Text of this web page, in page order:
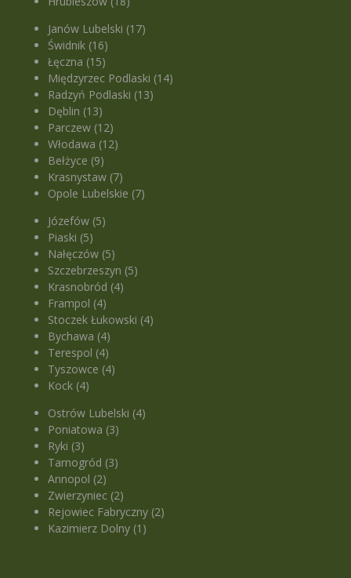
Janów Lubelski (17)
Świdnik (16)
Łęczna (15)
Międzyrzec Podlaski (14)
Radzyń Podlaski (13)
Dęblin (13)
Parczew (12)
Włodawa (12)
Bełżyce (9)
Krasnystaw (7)
Opole Lubelskie (7)
Józefów (5)
Piaski (5)
Nałęczów (5)
Szczebrzeszyn (5)
Krasnobród (4)
Frampol (4)
Stoczek Łukowski (4)
Bychawa (4)
Terespol (4)
Tyszowce (4)
Kock (4)
Ostrów Lubelski (4)
Poniatowa (3)
Ryki (3)
Tarnogród (3)
Annopol (2)
Zwierzyniec (2)
Rejowiec Fabryczny (2)
Kazimierz Dolny (1)